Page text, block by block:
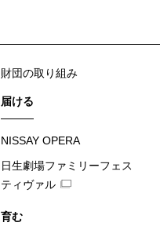
財団の取り組み
届ける
NISSAY OPERA
日生劇場ファミリーフェス
ティヴァル
育む